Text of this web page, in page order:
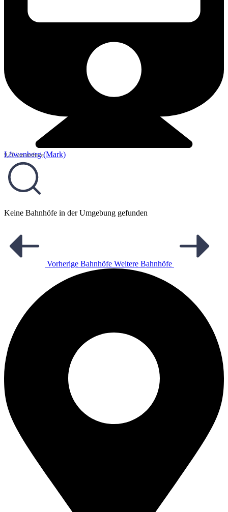
Löwenberg (Mark)
9,70 km entfernt
Keine Bahnhöfe in der Umgebung gefunden
Vorherige Bahnhöfe Weitere Bahnhöfe